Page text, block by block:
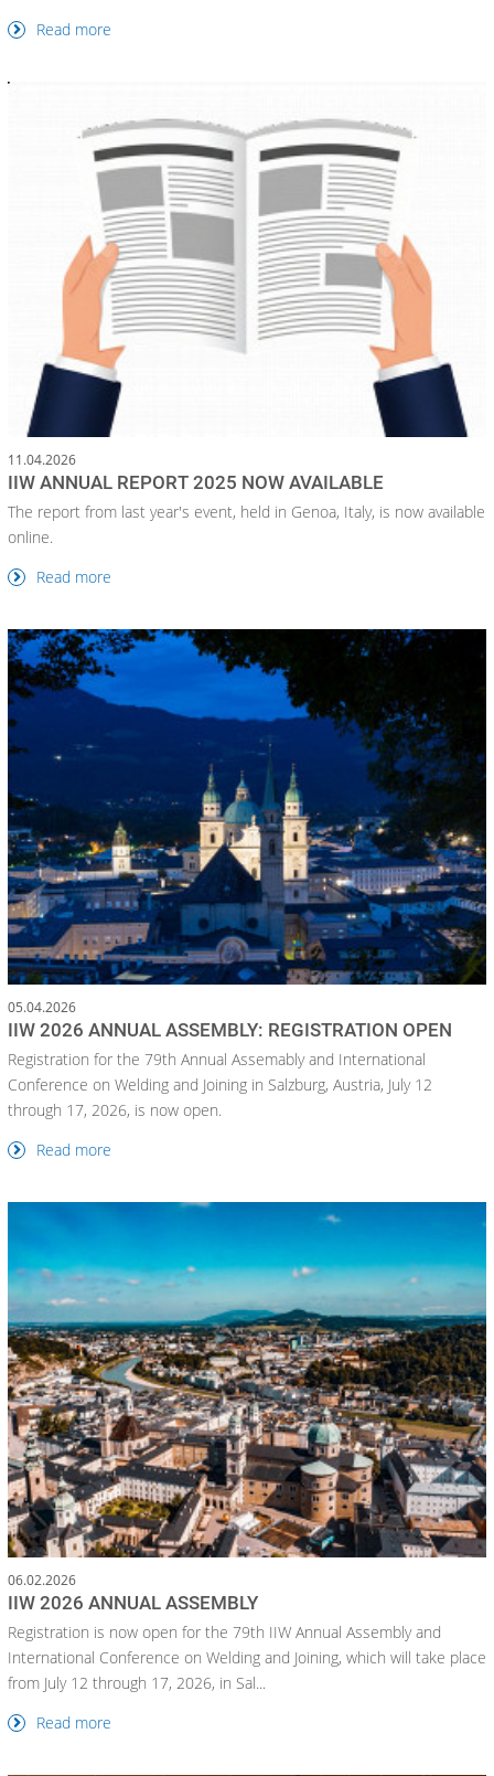
Read more
11.04.2026
IIW ANNUAL REPORT 2025 NOW AVAILABLE
The report from last year's event, held in Genoa, Italy, is now available
online.
Read more
05.04.2026
IIW 2026 ANNUAL ASSEMBLY: REGISTRATION OPEN
Registration for the 79th Annual Assemably and International
Conference on Welding and Joining in Salzburg, Austria, July 12
through 17, 2026, is now open.
Read more
06.02.2026
IIW 2026 ANNUAL ASSEMBLY
Registration is now open for the 79th IIW Annual Assembly and
International Conference on Welding and Joining, which will take place
from July 12 through 17, 2026, in Sal...
Read more